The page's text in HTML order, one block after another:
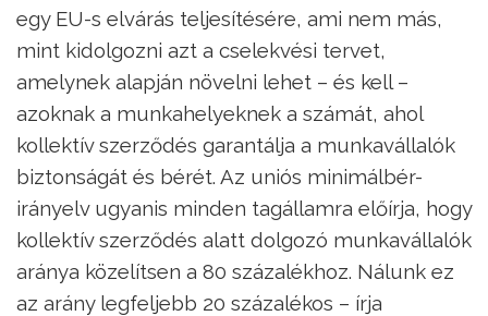
egy EU-s elvárás teljesítésére, ami nem más,
mint kidolgozni azt a cselekvési tervet,
amelynek alapján növelni lehet – és kell –
azoknak a munkahelyeknek a számát, ahol
kollektív szerződés garantálja a munkavállalók
biztonságát és bérét. Az uniós minimálbér-
irányelv ugyanis minden tagállamra előírja, hogy
kollektív szerződés alatt dolgozó munkavállalók
aránya közelítsen a 80 százalékhoz. Nálunk ez
az arány legfeljebb 20 százalékos – írja